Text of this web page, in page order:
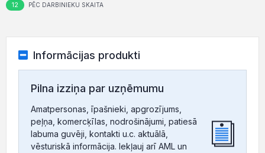
12 PĒC DARBINIEKU SKAITA
Informācijas produkti
Pilna izziņa par uzņēmumu
Amatpersonas, īpašnieki, apgrozījums,
peļņa, komercķīlas, nodrošinājumi, patiesā
labuma guvēji, kontakti u.c. aktuālā,
vēsturiskā informācija. Iekļauj arī AML un